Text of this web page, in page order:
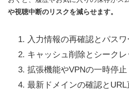
や視聴中断のリスクを減らせます。
入力情報の再確認とパス
キャッシュ削除とシーク
拡張機能やVPNの一時停止
最新ドメインの確認とURL